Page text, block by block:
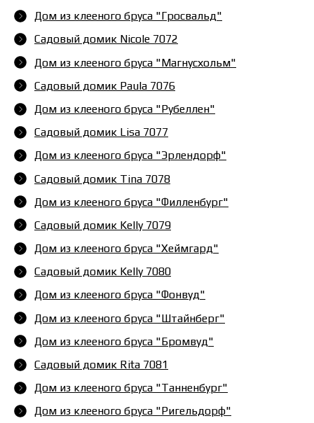
Дом из клееного бруса "Гросвальд"
Садовый домик Nicole 7072
Дом из клееного бруса "Магнусхольм"
Садовый домик Paula 7076
Дом из клееного бруса "Рубеллен"
Садовый домик Lisa 7077
Дом из клееного бруса "Эрлендорф"
Садовый домик Tina 7078
Дом из клееного бруса "Филленбург"
Садовый домик Kelly 7079
Дом из клееного бруса "Хеймгард"
Садовый домик Kelly 7080
Дом из клееного бруса "Фонвуд"
Дом из клееного бруса "Штайнберг"
Дом из клееного бруса "Бромвуд"
Садовый домик Rita 7081
Дом из клееного бруса "Танненбург"
Дом из клееного бруса "Ригельдорф"